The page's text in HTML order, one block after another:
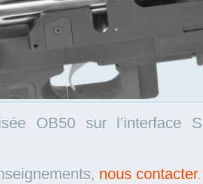
OB50 sur l’interface
nous contacter.